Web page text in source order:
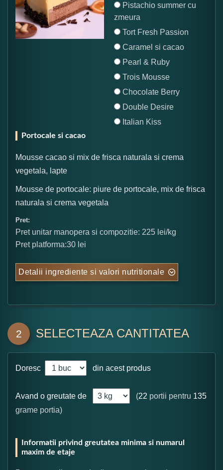
Pistachio summer cu
zmeura
Tort Fresh Passion
Caramel si cacao
Pearl & Ruby
Trois Mousse
Chocolate Berry
Double Desire
Italian Kiss
Portocale si cacao
Mousse cacao si mix de frisca naturala si crema
vegetala, lapte
Mousse de portocale: piure de portocale, mix de frisca
naturala si crema vegetala
Pret:
Pret unitar manopera si compozitie: 225 lei/kg
Pret platforma:30 lei
Detalii ingrediente si valori nutritionale
2 SELECTEAZA CANTITATEA
Doresc din acest produs
Avand o greutate de (22 portii pentru 135
grame portia)
Informatii privind greutatea minima si numarul
maxim de etaje